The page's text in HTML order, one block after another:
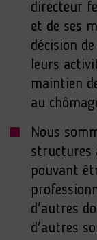
directeur
et de ses
décision
leurs
maintien
au
Nous
structures
pouvant
d'autres
d'autres